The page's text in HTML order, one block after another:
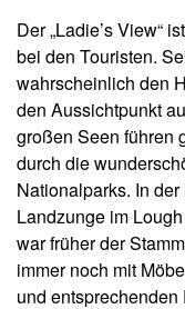
Der „Ladie’s View“
bei den Touristen.
wahrscheinlich den
den Aussichtpunkt
großen Seen führen
durch die
Nationalparks. In
Landzunge im
war früher der
immer noch mit
und